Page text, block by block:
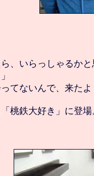
、いらっしゃるか
てないんで、来た
桃鉄大好き」に登場